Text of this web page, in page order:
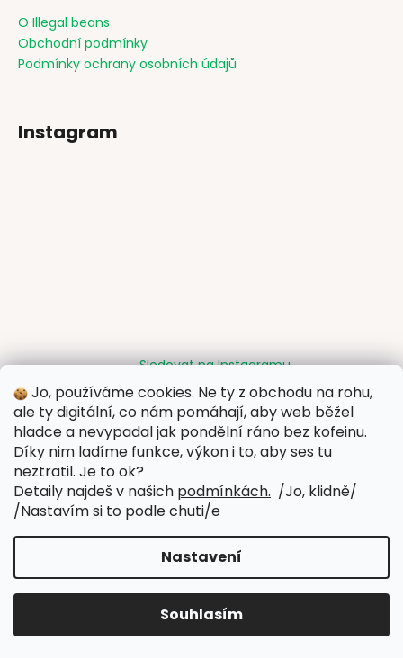
Jo, používáme cookies. Ne ty z obchodu na rohu,
ale ty digitální, co nám pomáhají, aby web běžel
hladce a nevypadal jak pondělní ráno bez kofeinu.
Díky nim ladíme funkce, výkon i to, aby ses tu
neztratil. Je to ok?
Detaily najdeš v našich podmínkách. /Jo, klidně/
/Nastavím si to podle chuti/e
Nastavení
Souhlasím
Hledat
O Illegal beans
Obchodní podmínky
Podmínky ochrany osobních údajů
Instagram
Sledovat na Instagramu
Kontakt
+420 601 592 711
Illegal Beans
__acojako
Copyright 2026Illegal beans. Všechna práva vyhrazena.
Upravit nastavení cookies